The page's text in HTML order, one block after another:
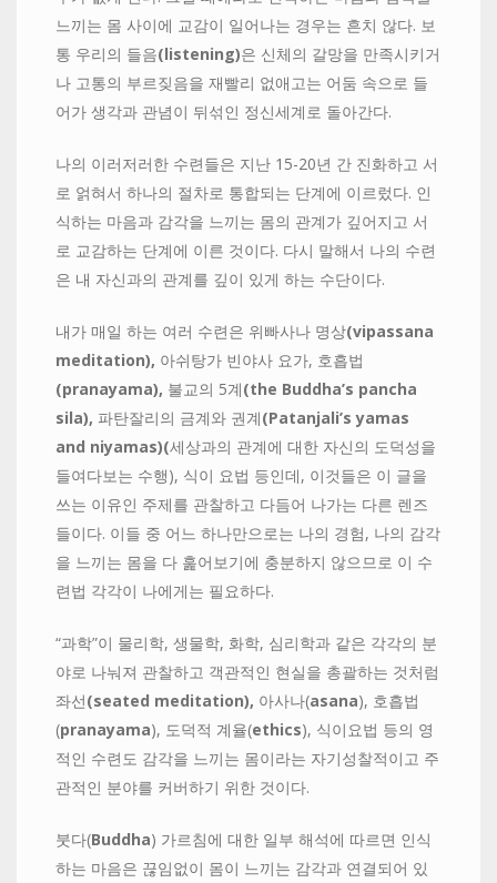
느끼는 몸 사이에 교감이 일어나는 경우는 흔치 않다. 보
통 우리의 들음(listening)은 신체의 갈망을 만족시키거
나 고통의 부르짖음을 재빨리 없애고는 어둠 속으로 들
어가 생각과 관념이 뒤섞인 정신세계로 돌아간다.
나의 이러저러한 수련들은 지난 15-20년 간 진화하고 서
로 얽혀서 하나의 절차로 통합되는 단계에 이르렀다. 인
식하는 마음과 감각을 느끼는 몸의 관계가 깊어지고 서
로 교감하는 단계에 이른 것이다. 다시 말해서 나의 수련
은 내 자신과의 관계를 깊이 있게 하는 수단이다.
내가 매일 하는 여러 수련은 위빠사나 명상(vipassana
meditation), 아쉬탕가 빈야사 요가, 호흡법
(pranayama), 불교의 5계(the Buddha’s pancha
sila), 파탄잘리의 금계와 권계(Patanjali’s yamas
and niyamas)(세상과의 관계에 대한 자신의 도덕성을
들여다보는 수행), 식이 요법 등인데, 이것들은 이 글을
쓰는 이유인 주제를 관찰하고 다듬어 나가는 다른 렌즈
들이다. 이들 중 어느 하나만으로는 나의 경험, 나의 감각
을 느끼는 몸을 다 훑어보기에 충분하지 않으므로 이 수
련법 각각이 나에게는 필요하다.
“과학”이 물리학, 생물학, 화학, 심리학과 같은 각각의 분
야로 나눠져 관찰하고 객관적인 현실을 총괄하는 것처럼
좌선(seated meditation), 아사나(asana), 호흡법
(pranayama), 도덕적 계율(ethics), 식이요법 등의 영
적인 수련도 감각을 느끼는 몸이라는 자기성찰적이고 주
관적인 분야를 커버하기 위한 것이다.
붓다(Buddha) 가르침에 대한 일부 해석에 따르면 인식
하는 마음은 끊임없이 몸이 느끼는 감각과 연결되어 있